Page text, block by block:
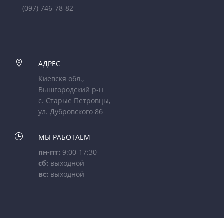
(097) 746-78-82

АДРЕС
Киевскя обл.,
Вышгородский р-н
с. Старые Петровцы,
ул. Дубровского 8б

МЫ РАБОТАЕМ
пн-пт: 9:00-17:30
сб: выходной
вс: выходной